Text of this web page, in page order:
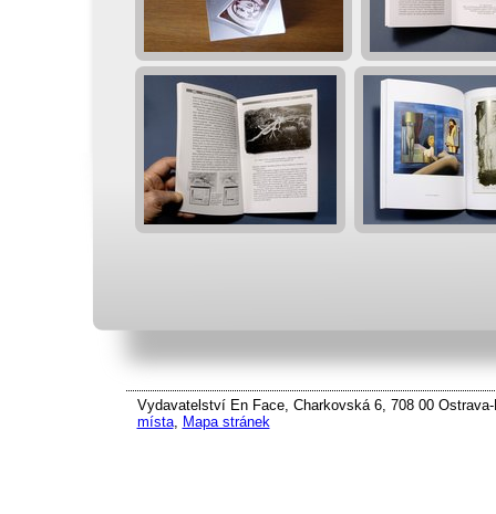
Vydavatelství En Face, Charkovská 6, 708 00
místa, Mapa stránek